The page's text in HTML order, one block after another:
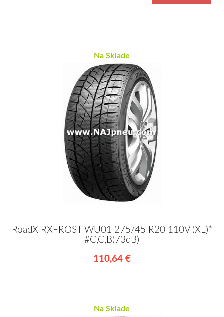
Na Sklade
RoadX RXFROST WU01 275/45 R20 110V (XL)*
#C,C,B(73dB)
110,64 €
Na Sklade